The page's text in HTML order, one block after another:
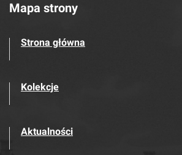
Mapa strony
Strona główna
Kolekcje
Aktualności